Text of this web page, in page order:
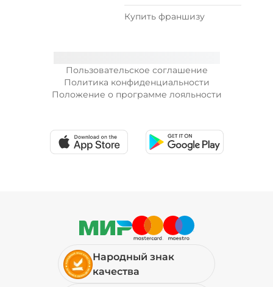
Пользовательское соглашение
Политика конфиденциальности
Положение о программе лояльности
Купить франшизу
Народный знак
качества